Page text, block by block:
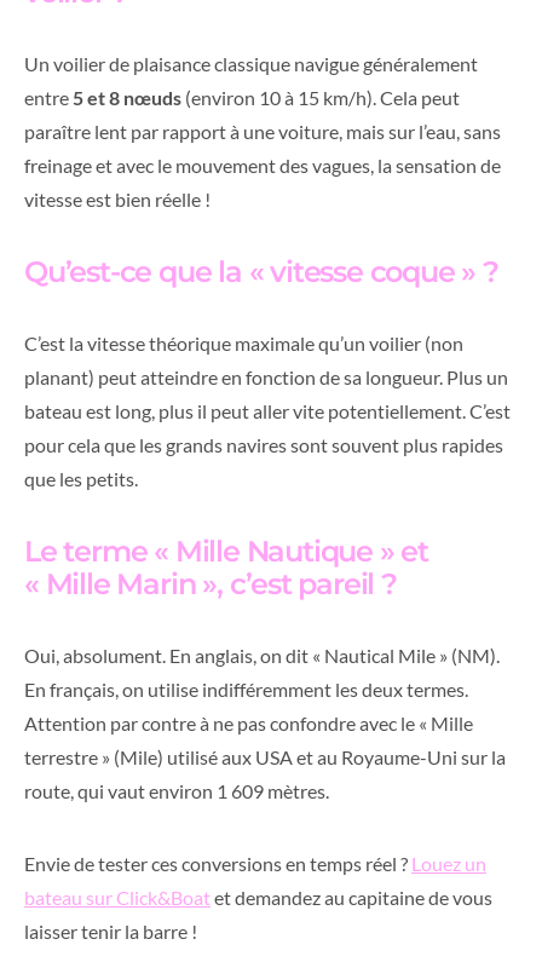
Un voilier de plaisance classique navigue généralement
entre5 et 8 nœuds (environ 10 à 15 km/h). Cela peut
paraître lent par rapport à une voiture, mais sur l’eau, sans
freinage et avec le mouvement des vagues, la sensation de
vitesse est bien réelle !
Qu’est-ce que la « vitesse coque » ?
C’est la vitesse théorique maximale qu’un voilier (non
planant) peut atteindre en fonction de sa longueur. Plus un
bateau est long, plus il peut aller vite potentiellement. C’est
pour cela que les grands navires sont souvent plus rapides
que les petits.
Le terme « Mille Nautique » et
« Mille Marin », c’est pareil ?
Oui, absolument. En anglais, on dit « Nautical Mile » (NM).
En français, on utilise indifféremment les deux termes.
Attention par contre à ne pas confondre avec le « Mille
terrestre » (Mile) utilisé aux USA et au Royaume-Uni sur la
route, qui vaut environ 1 609 mètres.
Envie de tester ces conversions en temps réel ? Louez un
bateau sur Click&Boatet demandez au capitaine de vous
laisser tenir la barre !